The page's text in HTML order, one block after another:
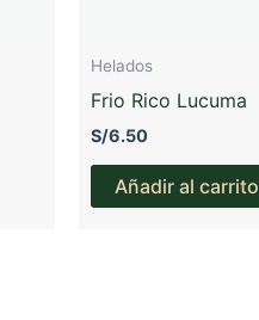
Helados
Frio Rico Lucuma
S/6.50
Añadir al carrito